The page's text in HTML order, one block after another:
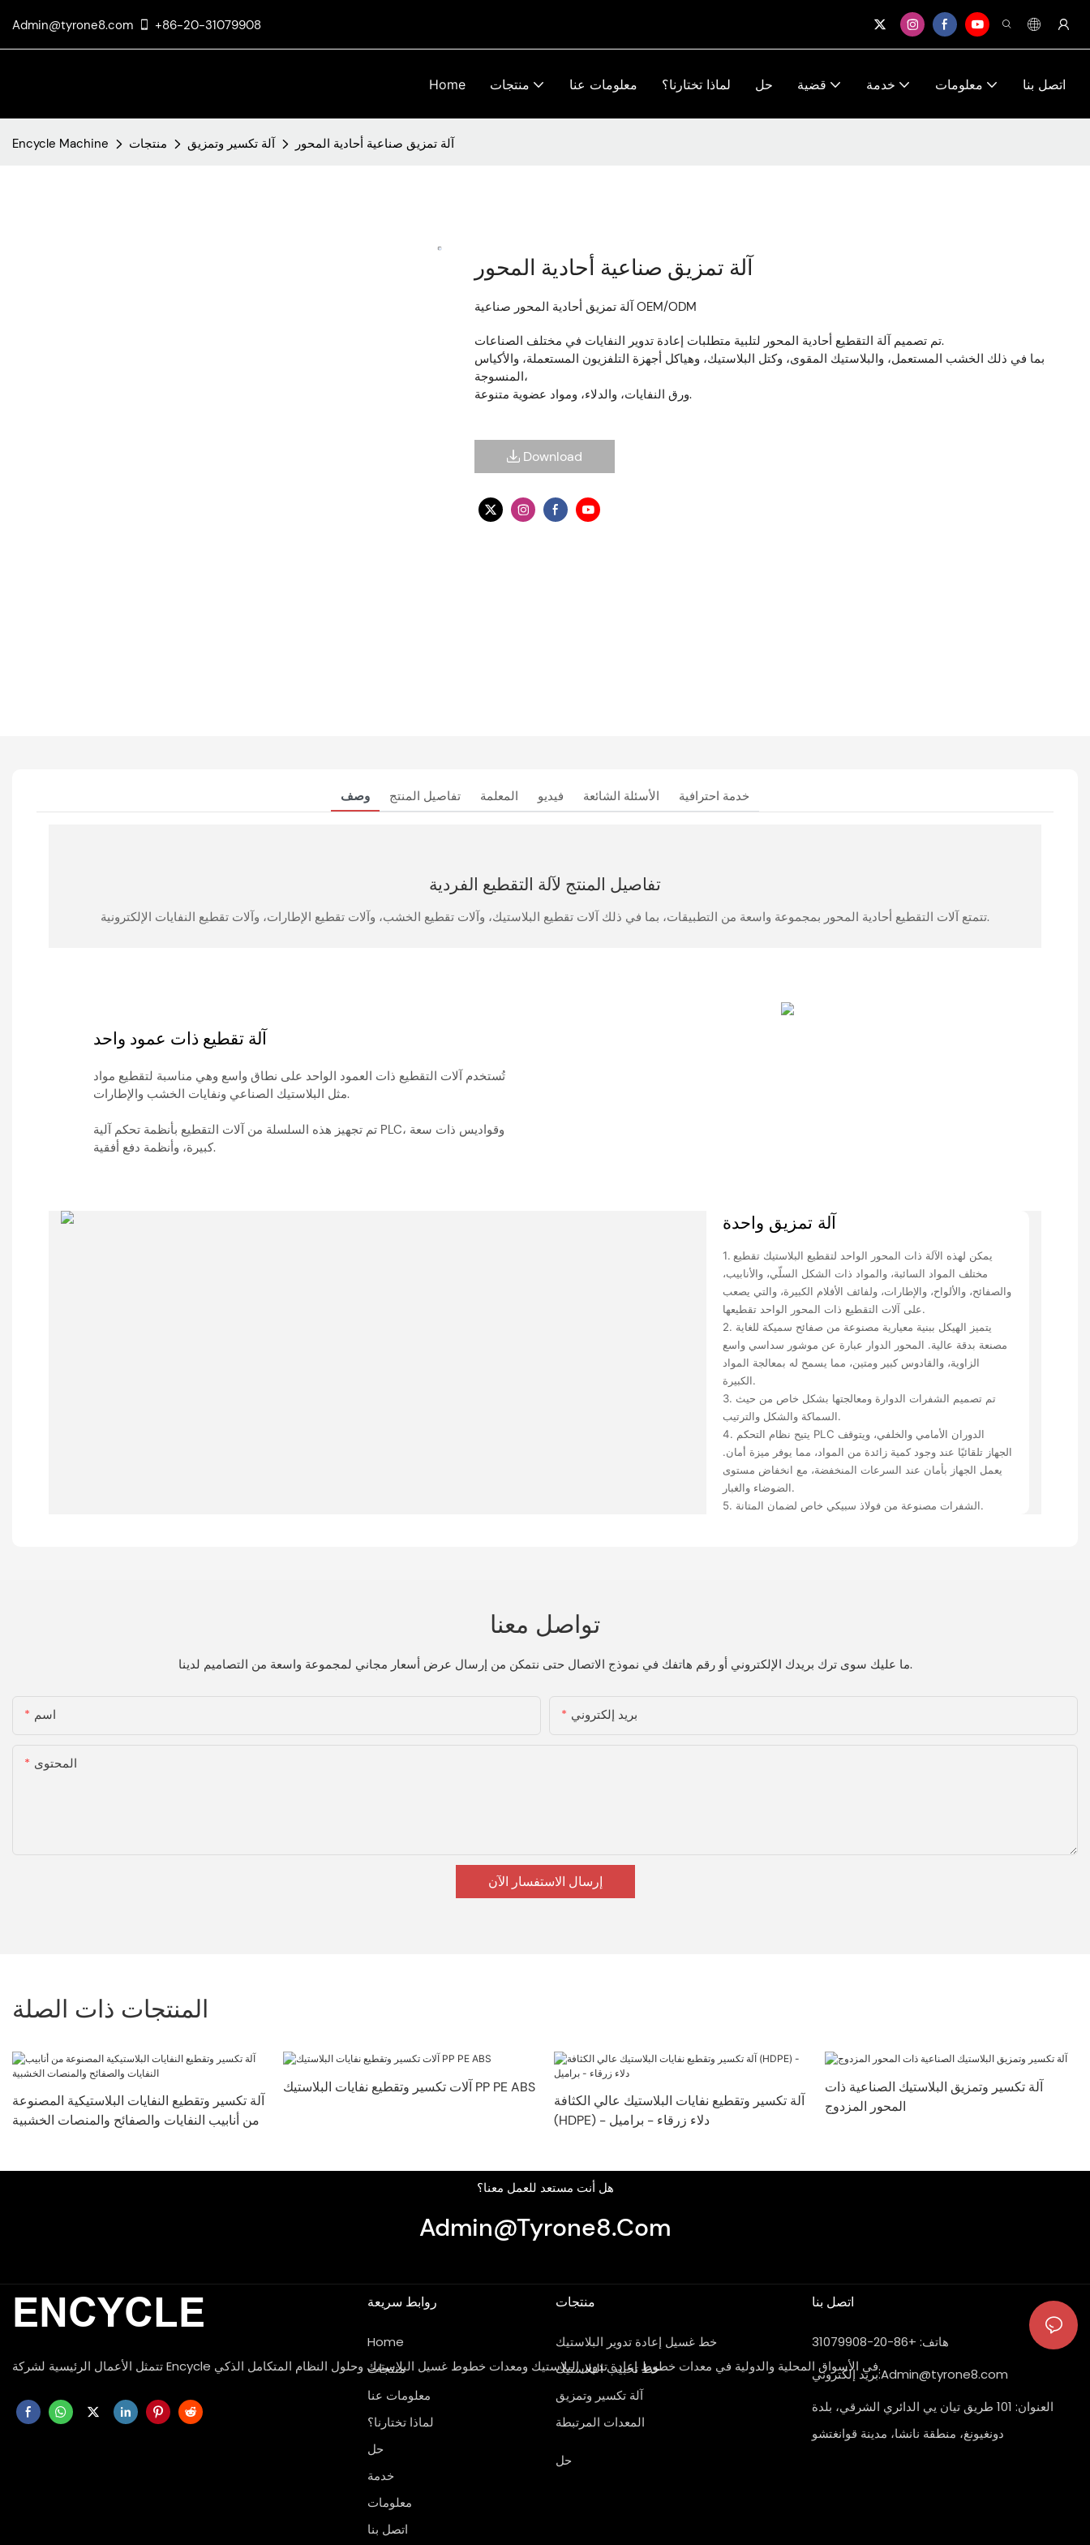
Admin@tyrone8.com +86-20-31079908
Home منتجات معلومات عنا لماذا تختارنا؟ حل قضية خدمة معلومات اتصل بنا
Encycle Machine منتجات آلة تكسير وتمزيق آلة تمزيق صناعية أحادية المحور
آلة تمزيق صناعية أحادية المحور
آلة تمزيق أحادية المحور صناعية OEM/ODM
تم تصميم آلة التقطيع أحادية المحور لتلبية متطلبات إعادة تدوير النفايات في مختلف الصناعات.
بما في ذلك الخشب المستعمل، والبلاستيك المقوى، وكتل البلاستيك، وهياكل أجهزة التلفزيون المستعملة، والأكياس
المنسوجة،
ورق النفايات، والدلاء، ومواد عضوية متنوعة.
Download
وصف تفاصيل المنتج المعلمة فيديو الأسئلة الشائعة خدمة احترافية
تفاصيل المنتج لآلة التقطيع الفردية
تتمتع آلات التقطيع أحادية المحور بمجموعة واسعة من التطبيقات، بما في ذلك آلات تقطيع البلاستيك، وآلات تقطيع الخشب، وآلات تقطيع الإطارات، وآلات تقطيع النفايات الإلكترونية.
آلة تقطيع ذات عمود واحد
تُستخدم آلات التقطيع ذات العمود الواحد على نطاق واسع وهي مناسبة لتقطيع مواد
مثل البلاستيك الصناعي ونفايات الخشب والإطارات.
تم تجهيز هذه السلسلة من آلات التقطيع بأنظمة تحكم آلية PLC، وقواديس ذات سعة
كبيرة، وأنظمة دفع أفقية.
آلة تمزيق واحدة
1. يمكن لهذه الآلة ذات المحور الواحد لتقطيع البلاستيك تقطيع
مختلف المواد السائبة، والمواد ذات الشكل السلّي، والأنابيب،
والصفائح، والألواح، والإطارات، ولفائف الأفلام الكبيرة، والتي يصعب
على آلات التقطيع ذات المحور الواحد تقطيعها.
2. يتميز الهيكل ببنية معيارية مصنوعة من صفائح سميكة للغاية
مصنعة بدقة عالية. المحور الدوار عبارة عن موشور سداسي واسع
الزاوية، والقادوس كبير ومتين، مما يسمح له بمعالجة المواد
الكبيرة.
3. تم تصميم الشفرات الدوارة ومعالجتها بشكل خاص من حيث
السماكة والشكل والترتيب.
4. يتيح نظام التحكم PLC الدوران الأمامي والخلفي، ويتوقف
الجهاز تلقائيًا عند وجود كمية زائدة من المواد، مما يوفر ميزة أمان.
يعمل الجهاز بأمان عند السرعات المنخفضة، مع انخفاض مستوى
الضوضاء والغبار.
5. الشفرات مصنوعة من فولاذ سبيكي خاص لضمان المتانة.
تواصل معنا
ما عليك سوى ترك بريدك الإلكتروني أو رقم هاتفك في نموذج الاتصال حتى نتمكن من إرسال عرض أسعار مجاني لمجموعة واسعة من التصاميم لدينا.
اسم بريد إلكتروني
المحتوى
إرسال الاستفسار الآن
المنتجات ذات الصلة
آلة تكسير وتقطيع النفايات البلاستيكية المصنوعة
من أنابيب النفايات والصفائح والمنصات الخشبية
آلات تكسير وتقطيع نفايات البلاستيك PP PE ABS
آلة تكسير وتقطيع نفايات البلاستيك عالي الكثافة
(HDPE) - دلاء زرقاء - براميل
آلة تكسير وتمزيق البلاستيك الصناعية ذات
المحور المزدوج
هل أنت مستعد للعمل معنا؟
Admin@tyrone8.com
ENCYCLE
تتمثل الأعمال الرئيسية لشركة Encycle في الأسواق المحلية والدولية في معدات خطوط إعادة تدوير البلاستيك ومعدات خطوط غسيل البلاستيك وحلول النظام المتكامل الذكي.
روابط سريعة
Home
منتجات
معلومات عنا
لماذا تختارنا؟
حل
خدمة
معلومات
اتصل بنا
منتجات
خط غسيل إعادة تدوير البلاستيك
خط تحبيب البلاستيك
آلة تكسير وتمزيق
المعدات المرتبطة
حل
اتصل بنا
هاتف: +86-20-31079908
بريد إلكتروني:Admin@tyrone8.com
العنوان: 101 طريق تيان يي الدائري الشرقي، بلدة
دونغيونغ، منطقة نانشا، مدينة قوانغتشو